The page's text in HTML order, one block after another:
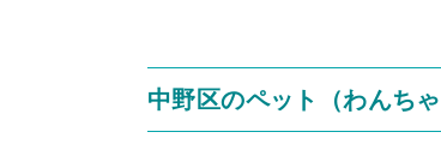
中野区のペット（わんち